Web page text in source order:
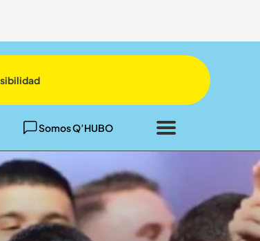
Somos Q’HUBO
Cerrar